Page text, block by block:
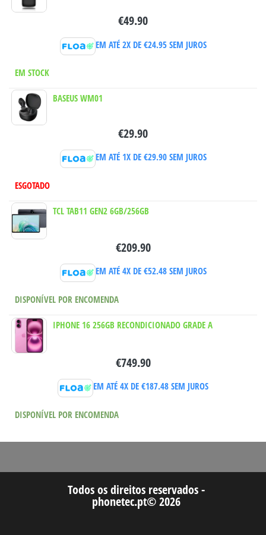
€49.90
EM ATÉ 2X DE €24.95SEM JUROS
EM STOCK
BASEUS WM01
€29.90
EM ATÉ 1X DE €29.90SEM JUROS
ESGOTADO
TCL TAB11 GEN2 6GB/256GB
€209.90
EM ATÉ 4X DE €52.48SEM JUROS
DISPONÍVEL POR ENCOMENDA
IPHONE 16 256GB RECONDICIONADO GRADE A
€749.90
EM ATÉ 4X DE €187.48 SEM JUROS
DISPONÍVEL POR ENCOMENDA
Todos os direitos reservados -
phonetec.pt© 2026